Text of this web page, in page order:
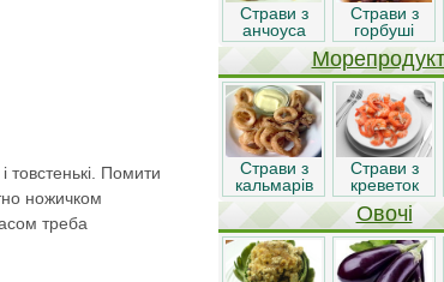
товстенькі. Помити
ножичком
треба
Страви з
анчоуса
Страви з
горбуші
Страви з
кальмарів
Страви з
креветок
Овочі